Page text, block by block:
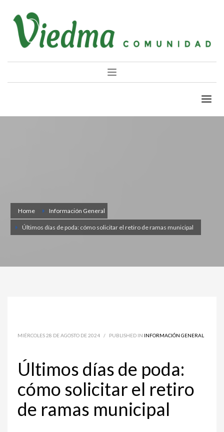
Home Información General
Últimos días de poda: cómo solicitar el retiro de ramas municipal
MIÉRCOLES 28 DE AGOSTO DE 2024 / PUBLISHED IN INFORMACIÓN GENERAL
Últimos días de poda:
cómo solicitar el retiro
de ramas municipal